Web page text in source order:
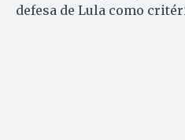
defesa de Lula como